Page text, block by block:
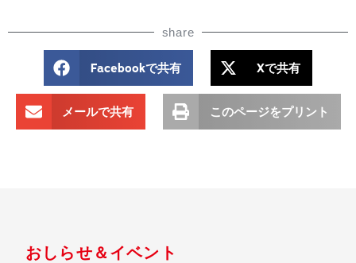
share
Facebookで共有 Xで共有
メールで共有 このページをプリント
おしらせ＆イベント